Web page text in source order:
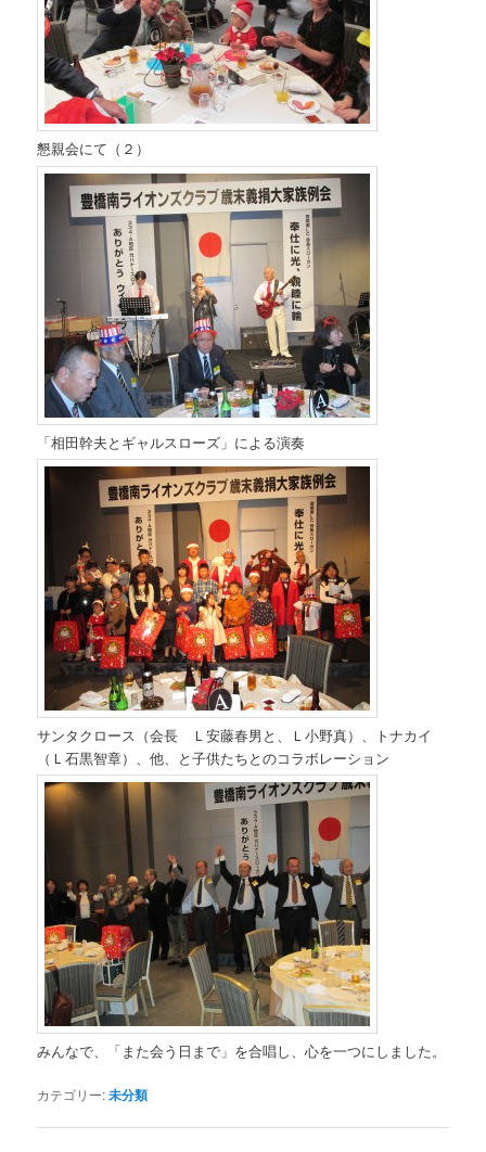
懇親会にて（２）
「相田幹夫とギャルスローズ」による演奏
サンタクロース（会長 Ｌ安藤春男と、Ｌ小野真）、トナカイ
（Ｌ石黒智章）、他、と子供たちとのコラボレーション
みんなで、「また会う日まで」を合唱し、心を一つにしました。
カテゴリー:未分類